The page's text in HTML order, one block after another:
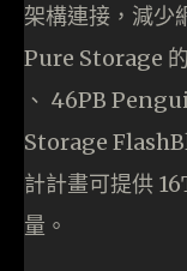
架構連接，減少
Pure Storage
、 46PB
Storage
計計畫可提供
量。